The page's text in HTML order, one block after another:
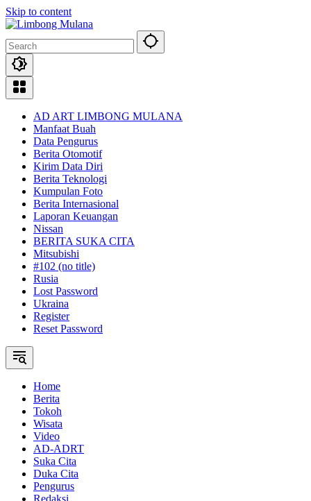
Skip to content
AD ART LIMBONG MULANA
Manfaat Buah
Data Pengurus
Berita Otomotif
Kirim Data Diri
Berita Teknologi
Kumpulan Foto
Berita Internasional
Laporan Keuangan
Nissan
BERITA SUKA CITA
Mitsubishi
#102 (no title)
Rusia
Lost Password
Ukraina
Register
Reset Password
Home
Berita
Tokoh
Wisata
Video
AD-ADRT
Suka Cita
Duka Cita
Pengurus
Redaksi